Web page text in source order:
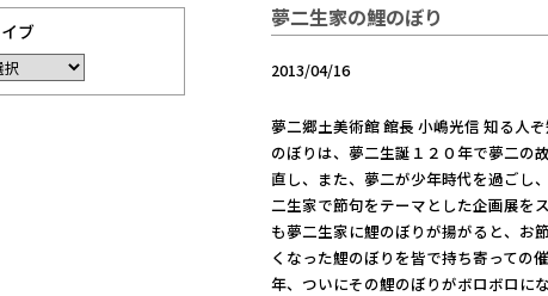
夢二生家の鯉のぼり
2013/04/16
夢二郷土美術館 館長 小嶋光信 知る人
のぼりは、夢二生誕１２０年で夢二の
直し、また、夢二が少年時代を過ごし
二生家で節句をテーマとした企画展を
も夢二生家に鯉のぼりが揚がると、お
くなった鯉のぼりを皆で持ち寄っての
年、ついにその鯉のぼりがボロボロに
ブ